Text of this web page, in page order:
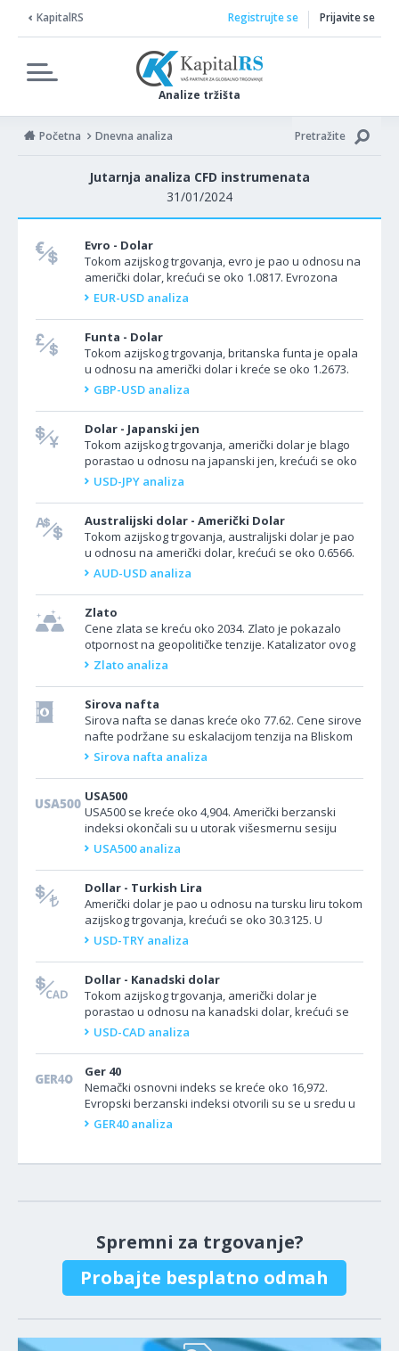
KapitalRS
Analize tržišta
Registrujte se Prijavite se
Početna Dnevna analiza Pretražite
Jutarnja analiza CFD instrumenata
31/01/2024
Evro - Dolar
Tokom azijskog trgovanja, evro je pao u odnosu na
američki dolar, krećući se oko 1.0817. Evrozona
danas objavljuje podatke o BDP-u za 4. kvartal
EUR-USD analiza
Funta - Dolar
Tokom azijskog trgovanja, britanska funta je opala
u odnosu na američki dolar i kreće se oko 1.2673.
Danas Ujedinjeno Kraljevstvo nema važne
GBP-USD analiza
Dolar - Japanski jen
Tokom azijskog trgovanja, američki dolar je blago
porastao u odnosu na japanski jen, krećući se oko
147.82. U Japanu nije bilo ekonomskih događaja koji
USD-JPY analiza
Australijski dolar - Američki Dolar
Tokom azijskog trgovanja, australijski dolar je pao
u odnosu na američki dolar, krećući se oko 0.6566.
Iz Australije danas nema važnih podataka.
AUD-USD analiza
Zlato
Cene zlata se kreću oko 2034. Zlato je pokazalo
otpornost na geopolitičke tenzije. Katalizator ovog
rasta bilo je obećanje američkog predsednika
Zlato analiza
Sirova nafta
Sirova nafta se danas kreće oko 77.62. Cene sirove
nafte podržane su eskalacijom tenzija na Bliskom
istoku. Američki predsednik Džo Bajden pomenuo
Sirova nafta analiza
USA500
USA500 se kreće oko 4,904. Američki berzanski
indeksi okončali su u utorak višesmernu sesiju
trgovanja uoči odluke Federalnih rezervi o
USA500 analiza
Dollar - Turkish Lira
Američki dolar je pao u odnosu na tursku liru tokom
azijskog trgovanja, krećući se oko 30.3125. U
Turskoj se ne planira izveštavanje o ekonomskim...
USD-TRY analiza
Dollar - Kanadski dolar
Tokom azijskog trgovanja, američki dolar je
porastao u odnosu na kanadski dolar, krećući se
oko 1.3418. Danas nema važnih podataka iz
USD-CAD analiza
Ger 40
Nemački osnovni indeks se kreće oko 16,972.
Evropski berzanski indeksi otvorili su se u sredu u
različitim pravcima dok globalna tržišta čekaju...
GER40 analiza
Spremni za trgovanje?
Probajte besplatno odmah